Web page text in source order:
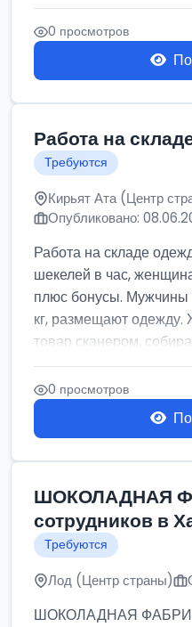
0 просмотров
Работа на
Требуются
Кирьят Ата (Центр
Опубликовано:
Работа на складе
шекелей в час,
плюс бонусы. Мужчины
кг, размещают
товар сканером,
0 просмотров
ШОКОЛАДНАЯ
сотрудников в
Требуются
Лод (Центр страны)
ШОКОЛАДНАЯ